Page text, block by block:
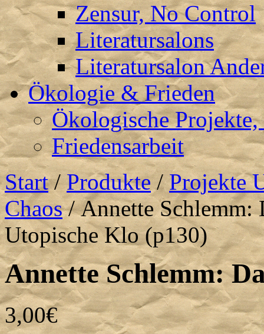
Zensur, No Control
Literatursalons
Literatursalon
Ökologie & Frieden
Ökologische
Friedensarbeit
Start/Produkte/Projekte
Chaos/ Annette Schlemm:
Utopische Klo (p130)
Annette Schlemm:
3,00€